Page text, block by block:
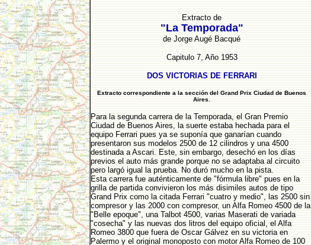
Extracto de
"La Temporada"
de Jorge Augé Bacqué
Capitulo 7, Año 1953
DOS VICTORIAS DE FERRARI
Extracto correspondiente a la sección del Grand Prix Ciudad de Buenos
Aires.
Para la segunda carrera de la Temporada, el Gran Premio
Ciudad de Buenos Aires, la suerte estaba hechada para el
equipo Ferrari pues ya se suponía que ganarían cuando
presentaron sus modelos 2500 de 12 cilindros y una 4500
destinada a Ascari. Este, sin embargo, desechó en los días
previos el auto más grande porque no se adaptaba al circuito
pero largó igual la prueba. No duró mucho en la pista.
Esta carrera fue auténticamente de "fórmula libre" pues en la
grilla de partida convivieron los más disimiles autos de tipo
Grand Prix como la citada Ferrari "cuatro y medio", las 2500 sin
compresor y las 2000 con compresor, un Alfa Romeo 4500 de la
"Belle epoque", una Talbot 4500, varias Maserati de variada
"cosecha" y las nuevas dos litros del equipo oficial, el Alfa
Romeo 3800 que fuera de Oscar Gálvez en su victoria en
Palermo y el original monoposto con motor Alfa Romeo de 100